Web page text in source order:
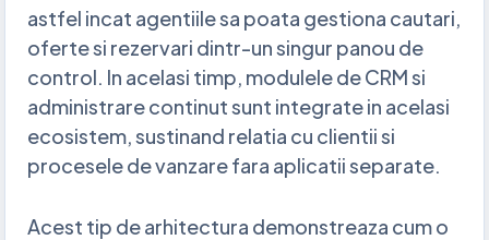
astfel incat agentiile sa poata gestiona cautari,
oferte si rezervari dintr-un singur panou de
control. In acelasi timp, modulele de CRM si
administrare continut sunt integrate in acelasi
ecosistem, sustinand relatia cu clientii si
procesele de vanzare fara aplicatii separate.
Acest tip de arhitectura demonstreaza cum o